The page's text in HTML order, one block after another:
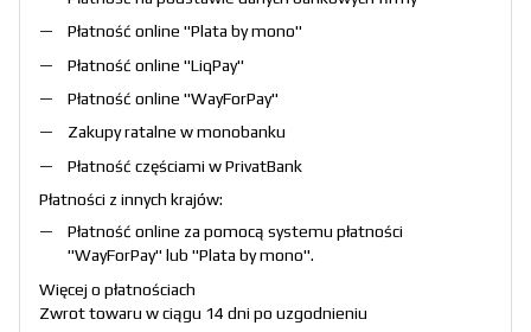
Płatność online "Plata by mono"
Płatność online "LiqPay"
Płatność online "WayForPay"
Zakupy ratalne w monobanku
Płatność częściami w PrivatBank
Płatności z innych krajów:
Płatność online za pomocą systemu płatności
"WayForPay" lub "Plata by mono".
Więcej o płatnościach
Zwrot towaru w ciągu 14 dni po uzgodnieniu